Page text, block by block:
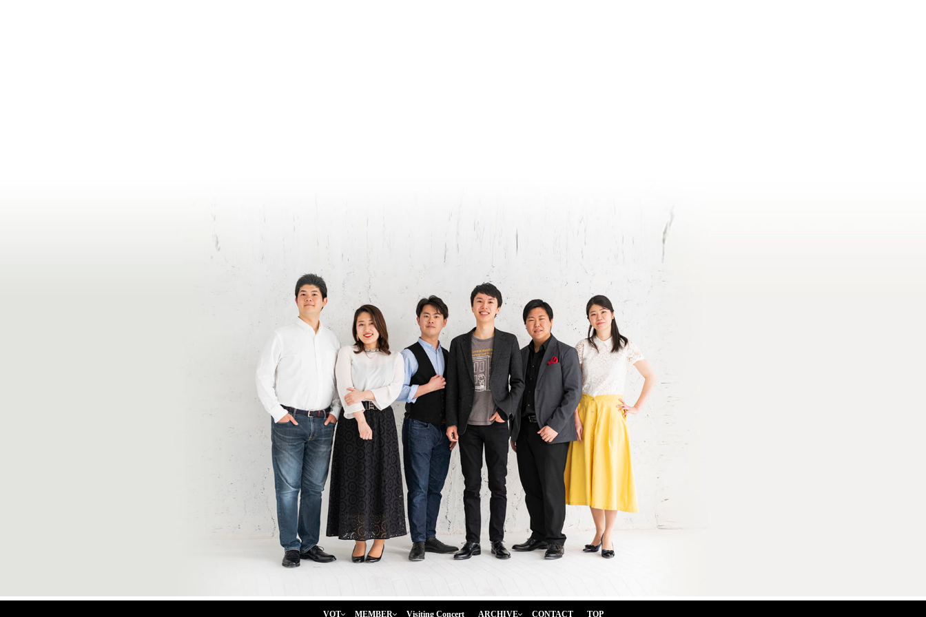
VOT MEMBER Visiting Concert ARCHIVE CONTACT TOP